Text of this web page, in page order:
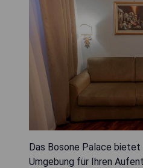
Das Bosone Palace bietet
Umgebung für Ihren